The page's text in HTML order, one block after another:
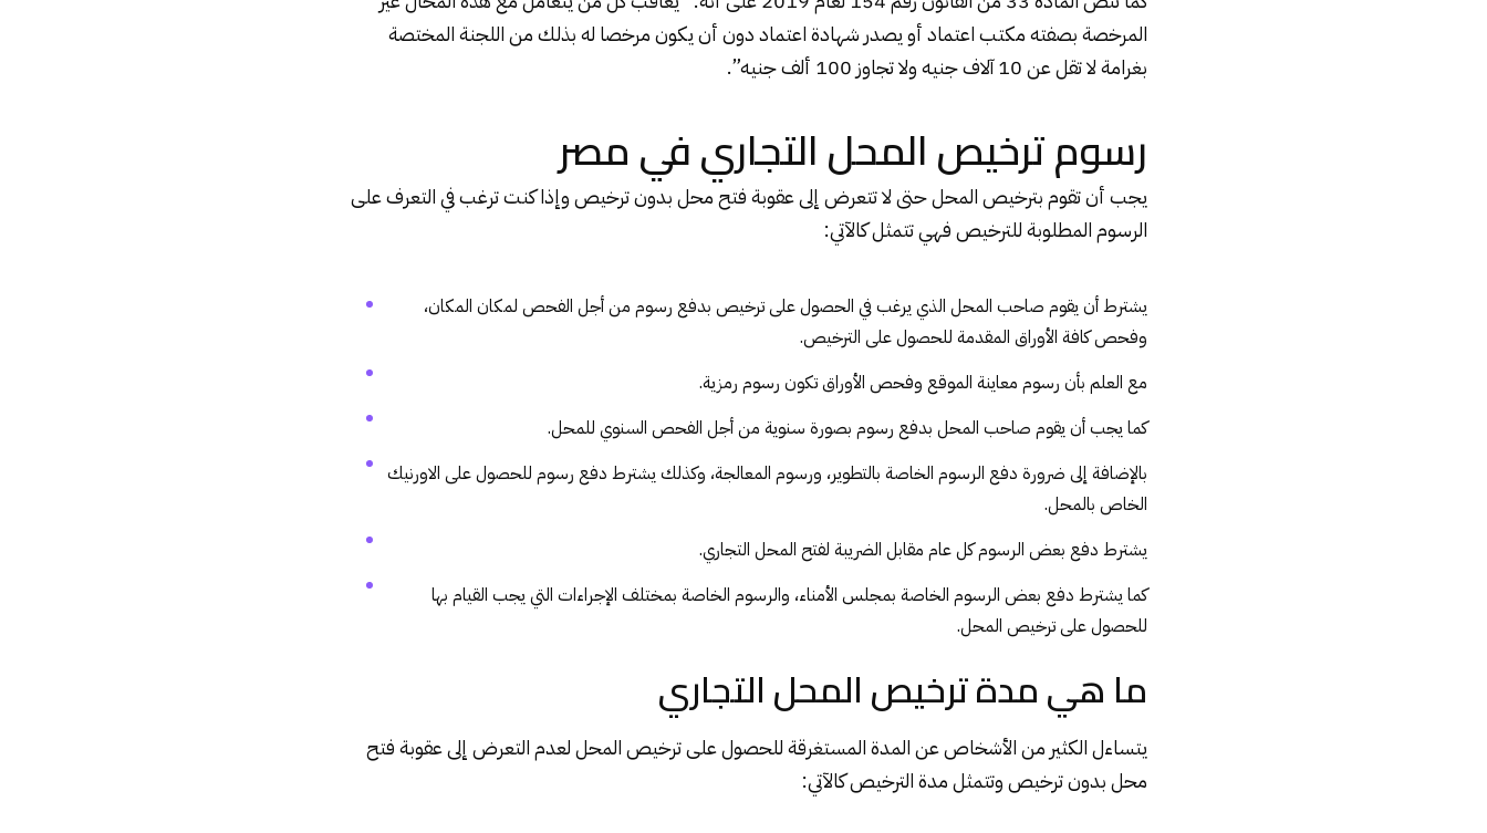
المرخصة بصفته مكتب اعتماد أو يصدر شهادة اعتماد دون أن يكون مرخصا له بذلك من اللجنة المختصة
بغرامة لا تقل عن 10 آلاف جنيه ولا تجاوز 100 ألف جنيه”.
رسوم ترخيص المحل التجاري في مصر
يجب أن تقوم بترخيص المحل حتى لا تتعرض إلى عقوبة فتح محل بدون ترخيص وإذا كنت ترغب في التعرف على
الرسوم المطلوبة للترخيص فهي تتمثل كالآتي:
يشترط أن يقوم صاحب المحل الذي يرغب في الحصول على ترخيص بدفع رسوم من أجل الفحص لمكان المكان،
وفحص كافة الأوراق المقدمة للحصول على الترخيص.
مع العلم بأن رسوم معاينة الموقع وفحص الأوراق تكون رسوم رمزية.
كما يجب أن يقوم صاحب المحل بدفع رسوم بصورة سنوية من أجل الفحص السنوي للمحل.
بالإضافة إلى ضرورة دفع الرسوم الخاصة بالتطوير، ورسوم المعالجة، وكذلك يشترط دفع رسوم للحصول على الاورنيك
الخاص بالمحل.
يشترط دفع بعض الرسوم كل عام مقابل الضريبة لفتح المحل التجاري.
كما يشترط دفع بعض الرسوم الخاصة بمجلس الأمناء، والرسوم الخاصة بمختلف الإجراءات التي يجب القيام بها
للحصول على ترخيص المحل.
ما هي مدة ترخيص المحل التجاري
يتساءل الكثير من الأشخاص عن المدة المستغرقة للحصول على ترخيص المحل لعدم التعرض إلى عقوبة فتح
محل بدون ترخيص وتتمثل مدة الترخيص كالآتي: